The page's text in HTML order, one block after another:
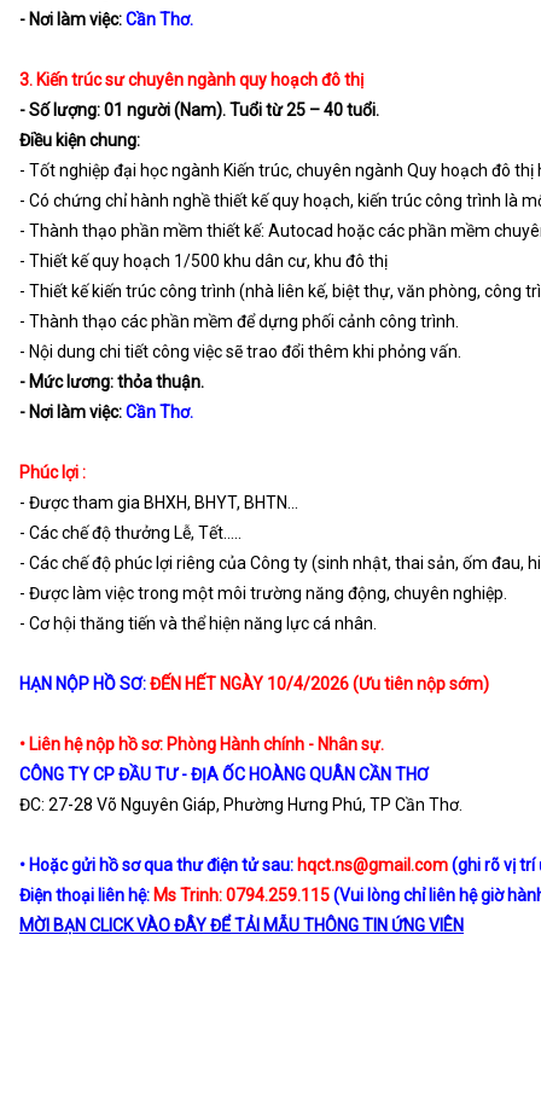
- Nơi làm việc:Cần Thơ.
3. Kiến trúc sư chuyên ngành quy hoạch đô thị
- Số lượng: 01 người (Nam). Tuổi từ 25 – 40 tuổi.
Điều kiện chung:
- Tốt nghiệp đại học ngành Kiến trúc, chuyên ngành Quy hoạch đô
- Có chứng chỉ hành nghề thiết kế quy hoạch, kiến trúc công trình là
- Thành thạo phần mềm thiết kế: Autocad hoặc các phần mềm
- Thiết kế quy hoạch 1/500 khu dân cư, khu đô thị
- Thiết kế kiến trúc công trình (nhà liên kế, biệt thự, văn phòng, công
- Thành thạo các phần mềm để dựng phối cảnh công trình.
- Nội dung chi tiết công việc sẽ trao đổi thêm khi phỏng vấn.
- Mức lương: thỏa thuận.
- Nơi làm việc:Cần Thơ.
Phúc lợi :
- Được tham gia BHXH, BHYT, BHTN…
- Các chế độ thưởng Lễ, Tết…..
- Các chế độ phúc lợi riêng của Công ty (sinh nhật, thai sản, ốm đau,
- Được làm việc trong một môi trường năng động, chuyên nghiệp.
- Cơ hội thăng tiến và thể hiện năng lực cá nhân.
HẠN NỘP HỒ SƠ:ĐẾN HẾT NGÀY 10/4/2026 (Ưu tiên nộp sớm)
• Liên hệ nộp hồ sơ: Phòng Hành chính - Nhân sự.
CÔNG TY CP ĐẦU TƯ - ĐỊA ỐC HOÀNG QUÂN CẦN THƠ
ĐC: 27-28 Võ Nguyên Giáp, Phường Hưng Phú, TP Cần Thơ.
• Hoặc gửi hồ sơ qua thư điện tử sau: hqct.ns@gmail.com(ghi rõ vị trí
Điện thoại liên hệ: Ms Trinh: 0794.259.115(Vui lòng chỉ liên hệ giờ
MỜI BẠN CLICK VÀO ĐÂY ĐỂ TẢI MẪU THÔNG TIN ỨNG VIÊN